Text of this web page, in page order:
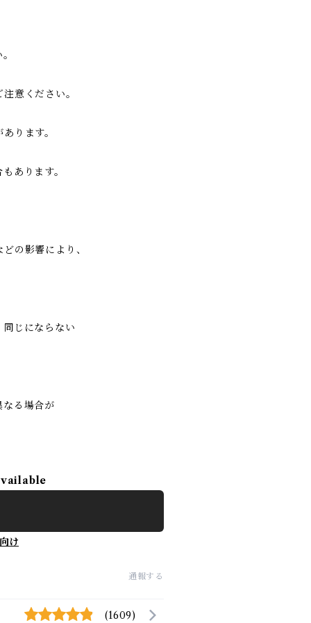
意ください。
ります。
あります。
の影響により、
じにならない
る場合が
け
通報する
(1609)